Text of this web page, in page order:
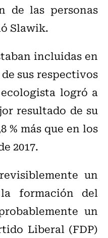
de las personas
Slawik.
incluidas en
sus respectivos
logró a
resultado de su
% más que en los
2017.
un
formación del
un
Liberal (FDP)